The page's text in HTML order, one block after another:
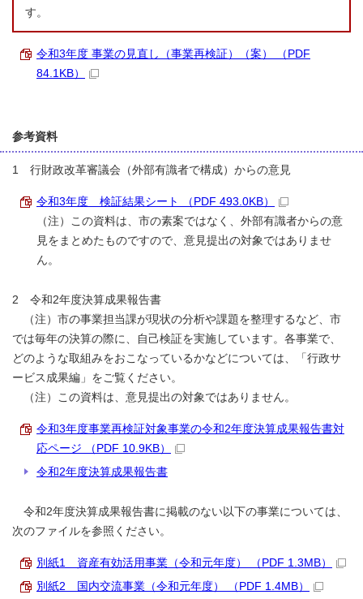
す。
令和3年度 事業の見直し（事業再検証）（案） （PDF
84.1KB）
参考資料
1 行財政改革審議会（外部有識者で構成）からの意見
令和3年度 検証結果シート （PDF 493.0KB）
（注）この資料は、市の素案ではなく、外部有識者からの意
見をまとめたものですので、意見提出の対象ではありませ
ん。
2 令和2年度決算成果報告書
（注）市の事業担当課が現状の分析や課題を整理するなど、市
では毎年の決算の際に、自己検証を実施しています。各事業で、
どのような取組みをおこなっているかなどについては、「行政サ
ービス成果編」をご覧ください。
（注）この資料は、意見提出の対象ではありません。
令和3年度事業再検証対象事業の令和2年度決算成果報告書対
応ページ （PDF 10.9KB）
令和2年度決算成果報告書
令和2年度決算成果報告書に掲載のない以下の事業については、
次のファイルを参照ください。
別紙1 資産有効活用事業（令和元年度） （PDF 1.3MB）
別紙2 国内交流事業（令和元年度） （PDF 1.4MB）